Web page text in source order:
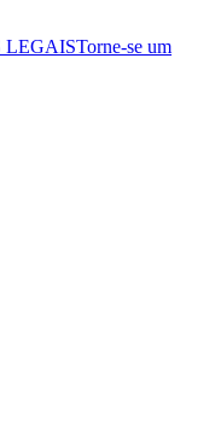
LEGAISTorne-se um